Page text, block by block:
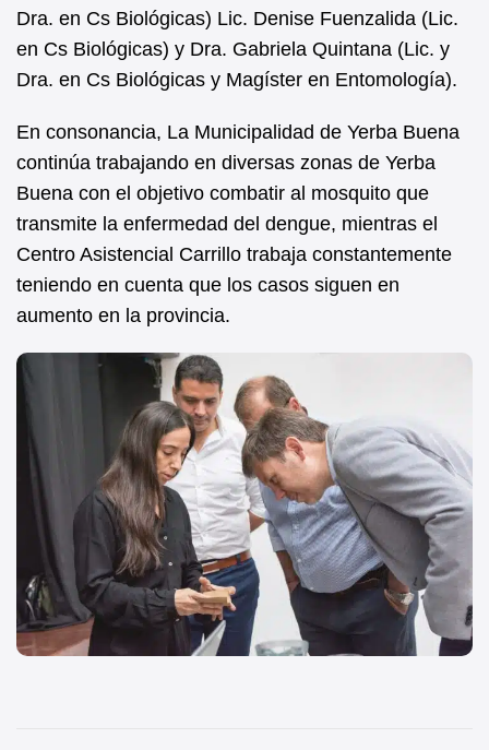
Dra. en Cs Biológicas) Lic. Denise Fuenzalida (Lic.
en Cs Biológicas) y Dra. Gabriela Quintana (Lic. y
Dra. en Cs Biológicas y Magíster en Entomología).
En consonancia, La Municipalidad de Yerba Buena
continúa trabajando en diversas zonas de Yerba
Buena con el objetivo combatir al mosquito que
transmite la enfermedad del dengue, mientras el
Centro Asistencial Carrillo trabaja constantemente
teniendo en cuenta que los casos siguen en
aumento en la provincia.